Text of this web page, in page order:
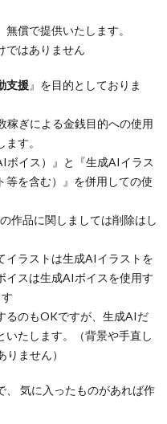
約）
本、
償で提供いたします。
ではありません
支援』を目的としておりま
稼ぎによる金銭目的への使用
す。
ボイス）』と『生成AIイラス
等を含む）』を併用しての使
作品に関しましては削除はし
ラストは生成AIイラストを
イスは生成AIボイスを使用す
るのもOKですが、生成AIだ
いたします。（背景や手直し
ません）
、 気に入ったものがあれば作